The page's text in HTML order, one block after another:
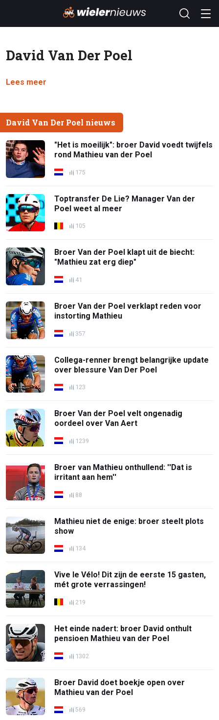
David Van Der Poel
Lees meer
David Van Der Poel nieuws
"Het is moeilijk": broer David voedt twijfels
rond Mathieu van der Poel
175
Toptransfer De Lie? Manager Van der
Poel weet al meer
105
Broer Van der Poel klapt uit de biecht:
"Mathieu zat erg diep"
41
Broer Van der Poel verklapt reden voor
instorting Mathieu
357
Collega-renner brengt belangrijke update
over blessure Van Der Poel
123
Broer Van der Poel velt ongenadig
oordeel over Van Aert
1239
Broer van Mathieu onthullend: ''Dat is
irritant aan hem''
88
Mathieu niet de enige: broer steelt plots
show
134
Vive le Vélo! Dit zijn de eerste 15 gasten,
mét grote verrassingen!
219
Het einde nadert: broer David onthult
pensioen Mathieu van der Poel
1302
Broer David doet boekje open over
Mathieu van der Poel
569